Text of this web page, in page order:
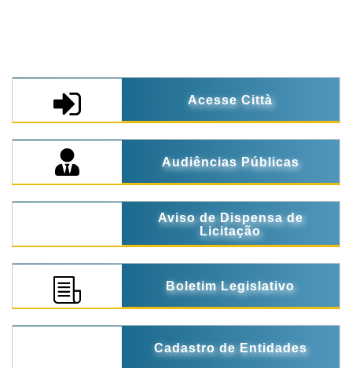
Acesse Città
Audiências Públicas
Aviso de Dispensa de
Licitação
Boletim Legislativo
Cadastro de Entidades